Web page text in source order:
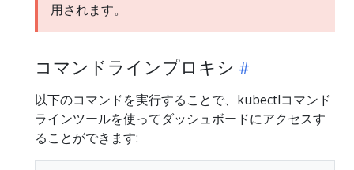
用されます。
コマンドラインプロキシ
以下のコマンドを実行することで、kubectlコマンド
ラインツールを使ってダッシュボードにアクセスす
ることができます: